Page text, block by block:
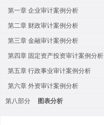
第一章 企业审计案例分析
第二章 财政审计案例分析
第三章 金融审计案例分析
第四章 固定资产投资审计案例分析
第五章 行政事业审计案例分析
第六章 外资审计案例分析
第八部分
图表分析